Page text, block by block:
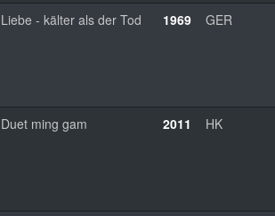
Liebe - kälter als der Tod 1969 GER
Duet ming gam 2011 HK